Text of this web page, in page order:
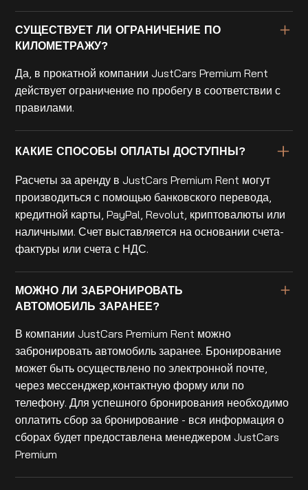
СУЩЕСТВУЕТ ЛИ ОГРАНИЧЕНИЕ ПО
КИЛОМЕТРАЖУ?
Да, в прокатной компании JustCars Premium Rent
действует ограничение по пробегу в соответствии с
правилами.
КАКИЕ СПОСОБЫ ОПЛАТЫ ДОСТУПНЫ?
Расчеты за аренду в JustCars Premium Rent могут
производиться с помощью банковского перевода,
кредитной карты, PayPal, Revolut, криптовалюты или
наличными. Счет выставляется на основании счета-
фактуры или счета с НДС.
МОЖНО ЛИ ЗАБРОНИРОВАТЬ
АВТОМОБИЛЬ ЗАРАНЕЕ?
В компании JustCars Premium Rent можно
забронировать автомобиль заранее. Бронирование
может быть осуществлено по электронной почте,
через мессенджер,контактную форму или по
телефону. Для успешного бронирования необходимо
оплатить сбор за бронирование - вся информация о
сборах будет предоставлена менеджером JustCars
Premium